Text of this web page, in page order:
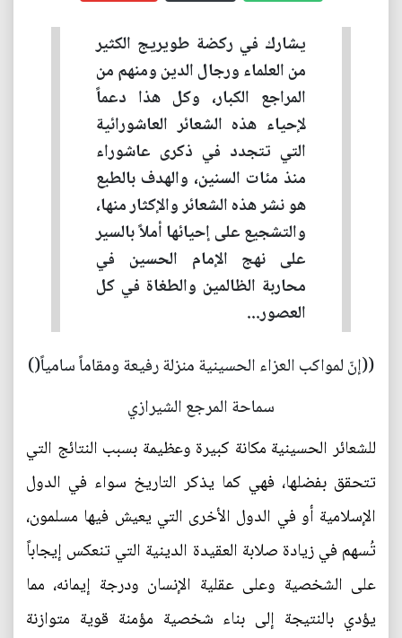
يشارك في ركضة طويريج الكثير
من العلماء ورجال الدين ومنهم من
المراجع الكبار، وكل هذا دعماً
لإحياء هذه الشعائر العاشورائية
التي تتجدد في ذكرى عاشوراء
منذ مئات السنين، والهدف بالطبع
هو نشر هذه الشعائر والإكثار منها،
والتشجيع على إحيائها أملاً بالسير
على نهج الإمام الحسين في
محاربة الظالمين والطغاة في كل
العصور...
((إنّ لمواكب العزاء الحسينية منزلة رفيعة ومقاماً سامياً()
سماحة المرجع الشيرازي
للشعائر الحسينية مكانة كبيرة وعظيمة بسبب النتائج التي
تتحقق بفضلها، فهي كما يذكر التاريخ سواء في الدول
الإسلامية أو في الدول الأخرى التي يعيش فيها مسلمون،
تُسهم في زيادة صلابة العقيدة الدينية التي تنعكس إيجاباً
على الشخصية وعلى عقلية الإنسان ودرجة إيمانه، مما
يؤدي بالنتيجة إلى بناء شخصية مؤمنة قوية متوازنة